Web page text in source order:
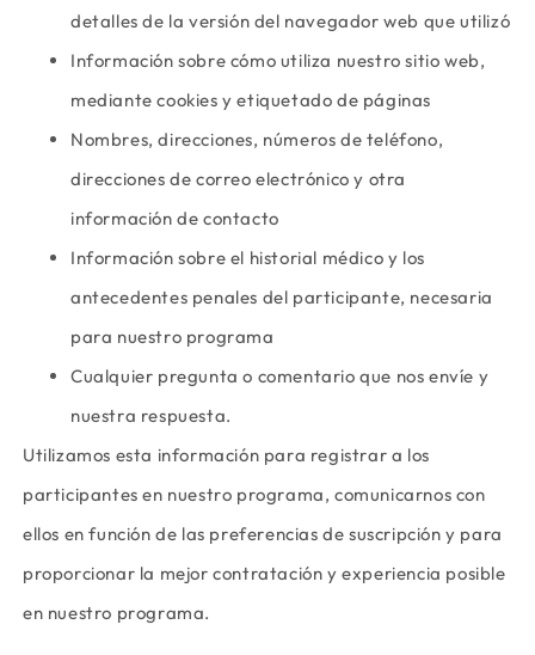
detalles de la versión del navegador web que utilizó
Información sobre cómo utiliza nuestro sitio web,
mediante cookies y etiquetado de páginas
Nombres, direcciones, números de teléfono,
direcciones de correo electrónico y otra
información de contacto
Información sobre el historial médico y los
antecedentes penales del participante, necesaria
para nuestro programa
Cualquier pregunta o comentario que nos envíe y
nuestra respuesta.
Utilizamos esta información para registrar a los
participantes en nuestro programa, comunicarnos con
ellos en función de las preferencias de suscripción y para
proporcionar la mejor contratación y experiencia posible
en nuestro programa.